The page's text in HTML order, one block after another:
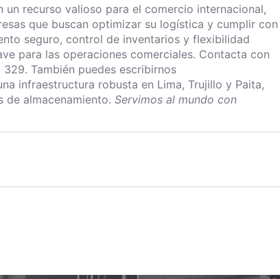
un recurso valioso para el comercio internacional,
que buscan optimizar su logística y cumplir con
seguro, control de inventarios y flexibilidad
para las operaciones comerciales. Contacta con
También puedes escribirnos
infraestructura robusta en Lima, Trujillo y Paita,
de almacenamiento. Servimos al mundo con